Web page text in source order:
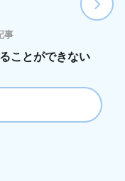
事
ことができない